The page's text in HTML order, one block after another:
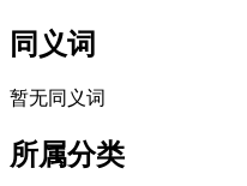
同义词
暂无同义词
所属分类